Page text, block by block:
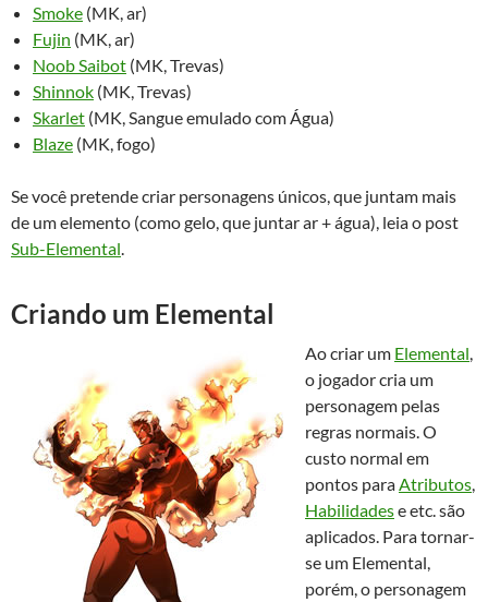
Smoke (MK, ar)
Fujin (MK, ar)
Noob Saibot (MK, Trevas)
Shinnok (MK, Trevas)
Skarlet (MK, Sangue emulado com Água)
Blaze (MK, fogo)
Se você pretende criar personagens únicos, que juntam mais
de um elemento (como gelo, que juntar ar + água), leia o post
Sub-Elemental.
Criando um Elemental
Ao criar um Elemental,
o jogador cria um
personagem pelas
regras normais. O
custo normal em
pontos paraAtributos,
Habilidadese etc. são
aplicados. Para tornar-
se um Elemental,
porém, o personagem